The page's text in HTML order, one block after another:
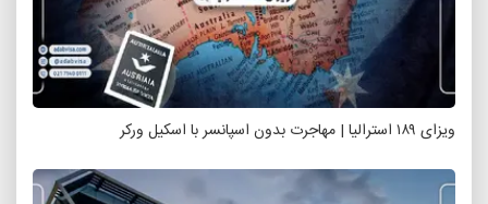
ویزای ۱۸۹ استرالیا | مهاجرت بدون اسپانسر با اسکیل ورکر